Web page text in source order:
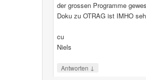
der grossen Programme
Doku zu OTRAG ist IMHO
cu
Niels
Antworten ↓